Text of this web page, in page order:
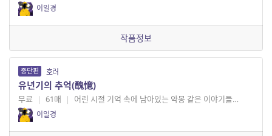
이일경
작품정보
중단편 호러
유년기의 추억(醜憶)
무료 | 61매 | 어린 시절 기억 속에 남아있는 악몽 같은 이야기들…
이일경